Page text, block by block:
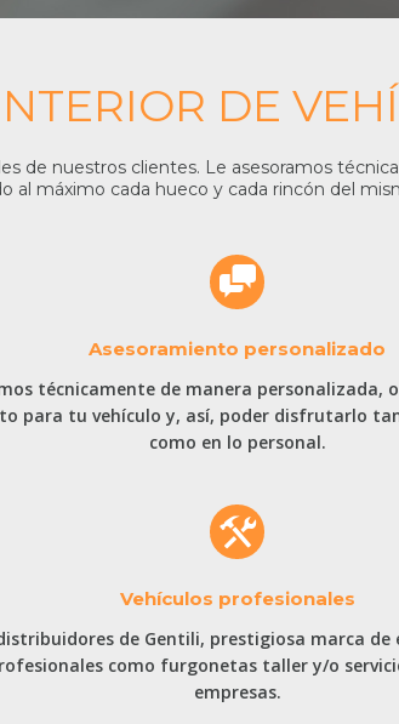
DE
de nuestros clientes. Le asesoramos
al máximo cada hueco y cada rincón del
Asesoramiento personalizado
técnicamente de manera personalizada,
para tu vehículo y, así, poder disfrutarlo
como en lo personal.
Vehículos profesionales
de Gentili, prestigiosa marca
como furgonetas taller y/o
empresas.